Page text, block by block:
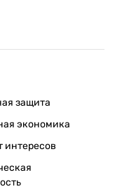
защита
экономика
интересов